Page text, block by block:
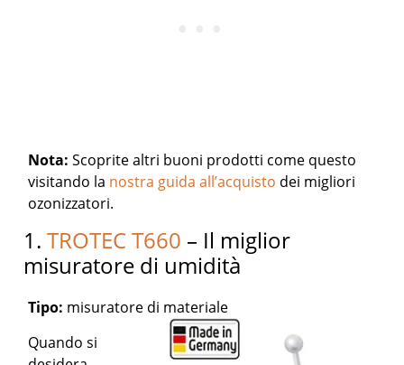
Nota: Scoprite altri buoni prodotti come questo
visitando la nostra guida all’acquisto dei migliori
ozonizzatori.
1.TROTEC T660 – Il miglior
misuratore di umidità
Tipo: misuratore di materiale
Quando si